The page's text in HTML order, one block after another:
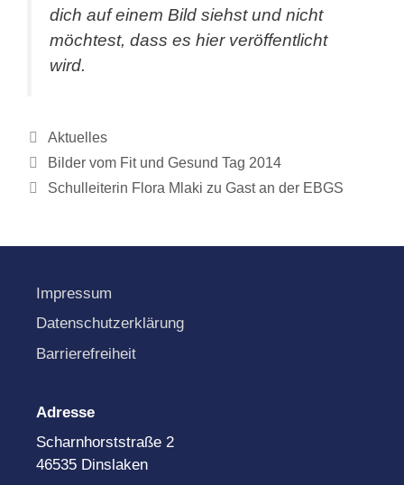
dich auf einem Bild siehst und nicht
möchtest, dass es hier veröffentlicht
wird.
Kategorien
Aktuelles
Bilder vom Fit und Gesund Tag 2014
Schulleiterin Flora Mlaki zu Gast an der EBGS
Impressum
Datenschutzerklärung
Barrierefreiheit
Adresse
Scharnhorststraße 2
46535 Dinslaken